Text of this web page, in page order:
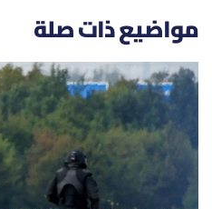
مواضيع ذات صلة